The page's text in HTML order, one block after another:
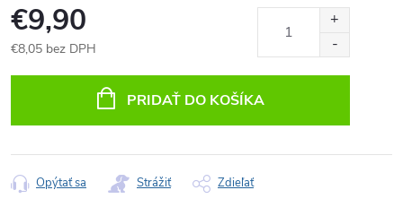
€9,90
€8,05 bez DPH
PRIDAŤ DO KOŠÍKA
Opýtať sa Strážiť Zdieľať